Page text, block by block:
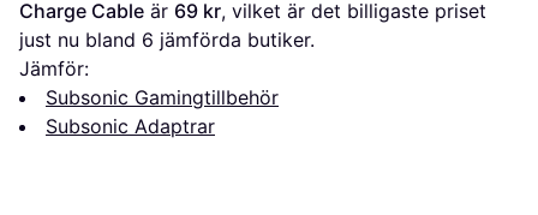
Charge Cable är 69 kr, vilket är det billigaste priset
just nu bland 6 jämförda butiker.
Jämför:
Subsonic Gamingtillbehör
Subsonic Adaptrar